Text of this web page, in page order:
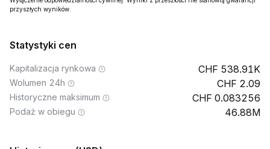
przyszłych wyników.
Statystyki cen
Kapitalizacja rynkowa 538.91K
Wolumen 24h 2.09
Historyczne maksimum 0.083256
Podaż w obiegu 46.88M